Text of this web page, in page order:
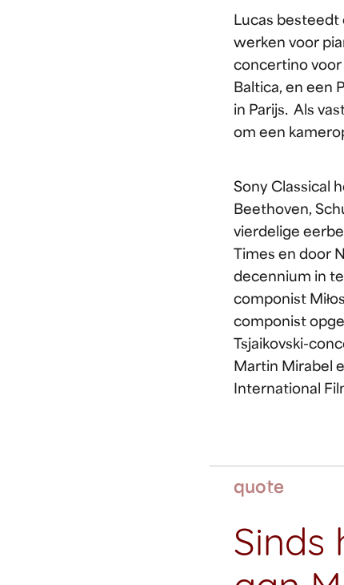
Lucas
werken voor
concertino voor
Baltica, en een
in Parijs. Als
om een
Sony Classical
Beethoven,
vierdelige
Times en door
decennium in
componist
componist
Tsjaikovski-
Martin Mirabel
International
quote
Sinds